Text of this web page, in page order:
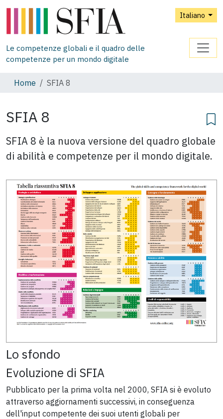
Italiano
Le competenze globali e il quadro delle
competenze per un mondo digitale
Home SFIA 8
SFIA 8
SFIA 8 è la nuova versione del quadro globale
di abilità e competenze per il mondo digitale.
Lo sfondo
Evoluzione di SFIA
Pubblicato per la prima volta nel 2000, SFIA si è evoluto
attraverso aggiornamenti successivi, in conseguenza
dell'input competente dei suoi utenti globali per